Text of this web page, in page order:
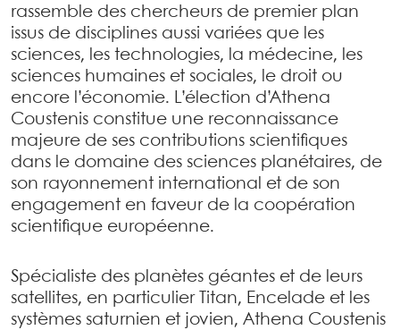
rassemble des chercheurs de premier plan
issus de disciplines aussi variées que les
sciences, les technologies, la médecine, les
sciences humaines et sociales, le droit ou
encore l’économie. L’élection d’Athena
Coustenis constitue une reconnaissance
majeure de ses contributions scientifiques
dans le domaine des sciences planétaires, de
son rayonnement international et de son
engagement en faveur de la coopération
scientifique européenne.
Spécialiste des planètes géantes et de leurs
satellites, en particulier Titan, Encelade et les
systèmes saturnien et jovien, Athena Coustenis